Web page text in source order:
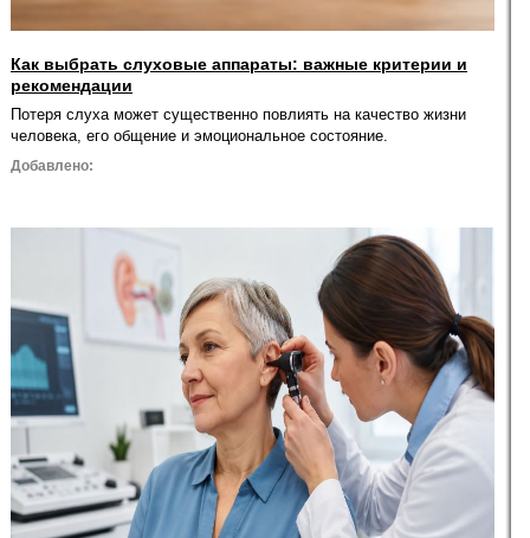
Как выбрать слуховые аппараты: важные критерии и
рекомендации
Потеря слуха может существенно повлиять на качество жизни
человека, его общение и эмоциональное состояние.
Добавлено: